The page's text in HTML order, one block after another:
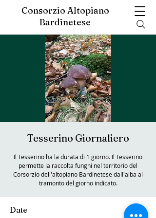
Consorzio Altopiano
Bardinetese
Tesserino Giornaliero
Il Tesserino ha la durata di 1 giorno. Il Tesserino
permette la raccolta funghi nel territorio del
Corsorzio dell'altopiano Bardinetese dall'alba al
tramonto del giorno indicato.
Date